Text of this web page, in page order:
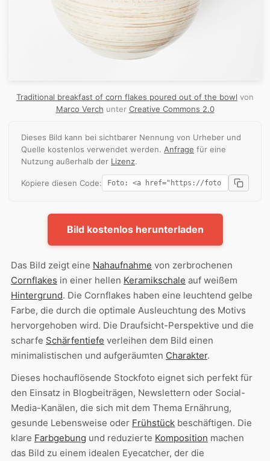
Traditional breakfast of corn flakes poured out of the bowl von
Marco Verch unter Creative Commons 2.0
Dieses Bild kann bei sichtbarer Nennung von Urheber und
Quelle kostenlos verwendet werden. Anfrage für eine
Nutzung außerhalb der Lizenz.
Kopiere diesen Code:
Bild kostenlos herunterladen
Das Bild zeigt eine Nahaufnahme von zerbrochenen
Cornflakes in einer hellen Keramikschale auf weißem
Hintergrund. Die Cornflakes haben eine leuchtend gelbe
Farbe, die durch die optimale Ausleuchtung des Motivs
hervorgehoben wird. Die Draufsicht-Perspektive und die
scharfe Schärfentiefe verleihen dem Bild einen
minimalistischen und aufgeräumten Charakter.
Dieses hochauflösende Stockfoto eignet sich perfekt für
den Einsatz in Blogbeiträgen, Newslettern oder Social-
Media-Kanälen, die sich mit dem Thema Ernährung,
gesunde Lebensweise oder Frühstück beschäftigen. Die
klare Farbgebung und reduzierte Komposition machen
das Bild zu einem idealen Eyecatcher, der die